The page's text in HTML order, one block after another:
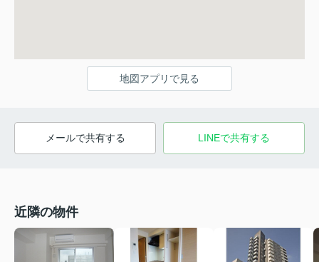
地図アプリで見る
メールで共有する LINEで共有する
近隣の物件